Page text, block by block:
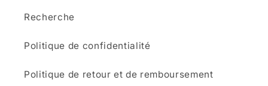
Recherche
Politique de confidentialité
Politique de retour et de remboursement